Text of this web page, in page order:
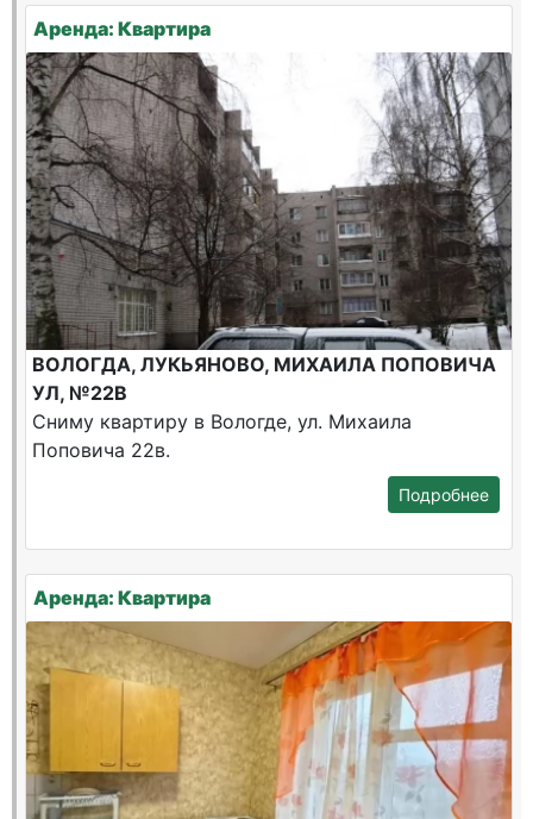
Аренда: Квартира
ВОЛОГДА, ЛУКЬЯНОВО, МИХАИЛА ПОПОВИЧА
УЛ, №22В
Сниму квартиру в Вологде, ул. Михаила
Поповича 22в.
Подробнее
Аренда: Квартира